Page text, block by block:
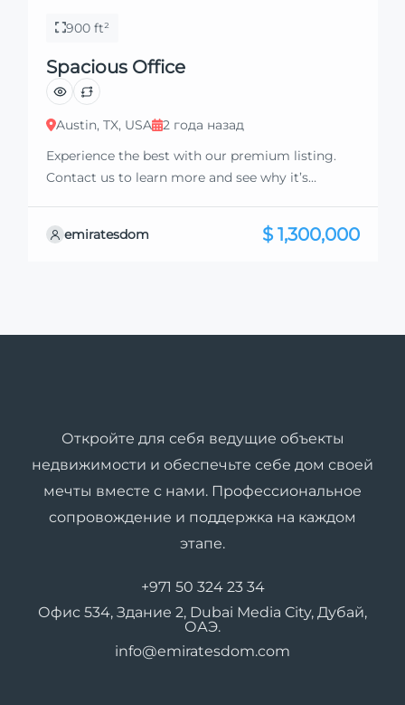
900 ft²
Spacious Office
Austin, TX, USA
2 года назад
Experience the best with our premium listing.
Contact us to learn more and see why it’s
they align perfectly with your needs. We’re
excited to showcase this offer and guide you
emiratesdom $ 1,300,000
Откройте для себя ведущие объекты
недвижимости и обеспечьте себе дом своей
мечты вместе с нами. Профессиональное
сопровождение и поддержка на каждом
этапе.
+971 50 324 23 34
Офис 534, Здание 2, Dubai Media City, Дубай,
ОАЭ.
info@emiratesdom.com